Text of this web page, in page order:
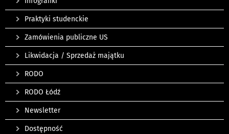
Praktyki studenckie
Zamówienia publiczne US
Likwidacja / Sprzedaż majątku
RODO
RODO Łódź
Newsletter
Dostępność